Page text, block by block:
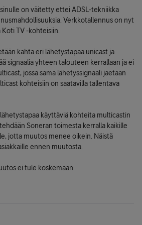
sinulle on väitetty ettei ADSL-tekniikka
Verkkotallennus on nyt
TV -kohteisiin.
kahta eri lähetystapaa unicast ja
signaalia yhteen talouteen kerrallaan ja ei
jossa sama lähetyssignaali jaetaan
kohteisiin on saatavilla tallentava
käyttäviä kohteita multicastin
Soneran toimesta kerralla kaikille
jotta muutos menee oikein. Näistä
ennen muutosta.
ei tule koskemaan.